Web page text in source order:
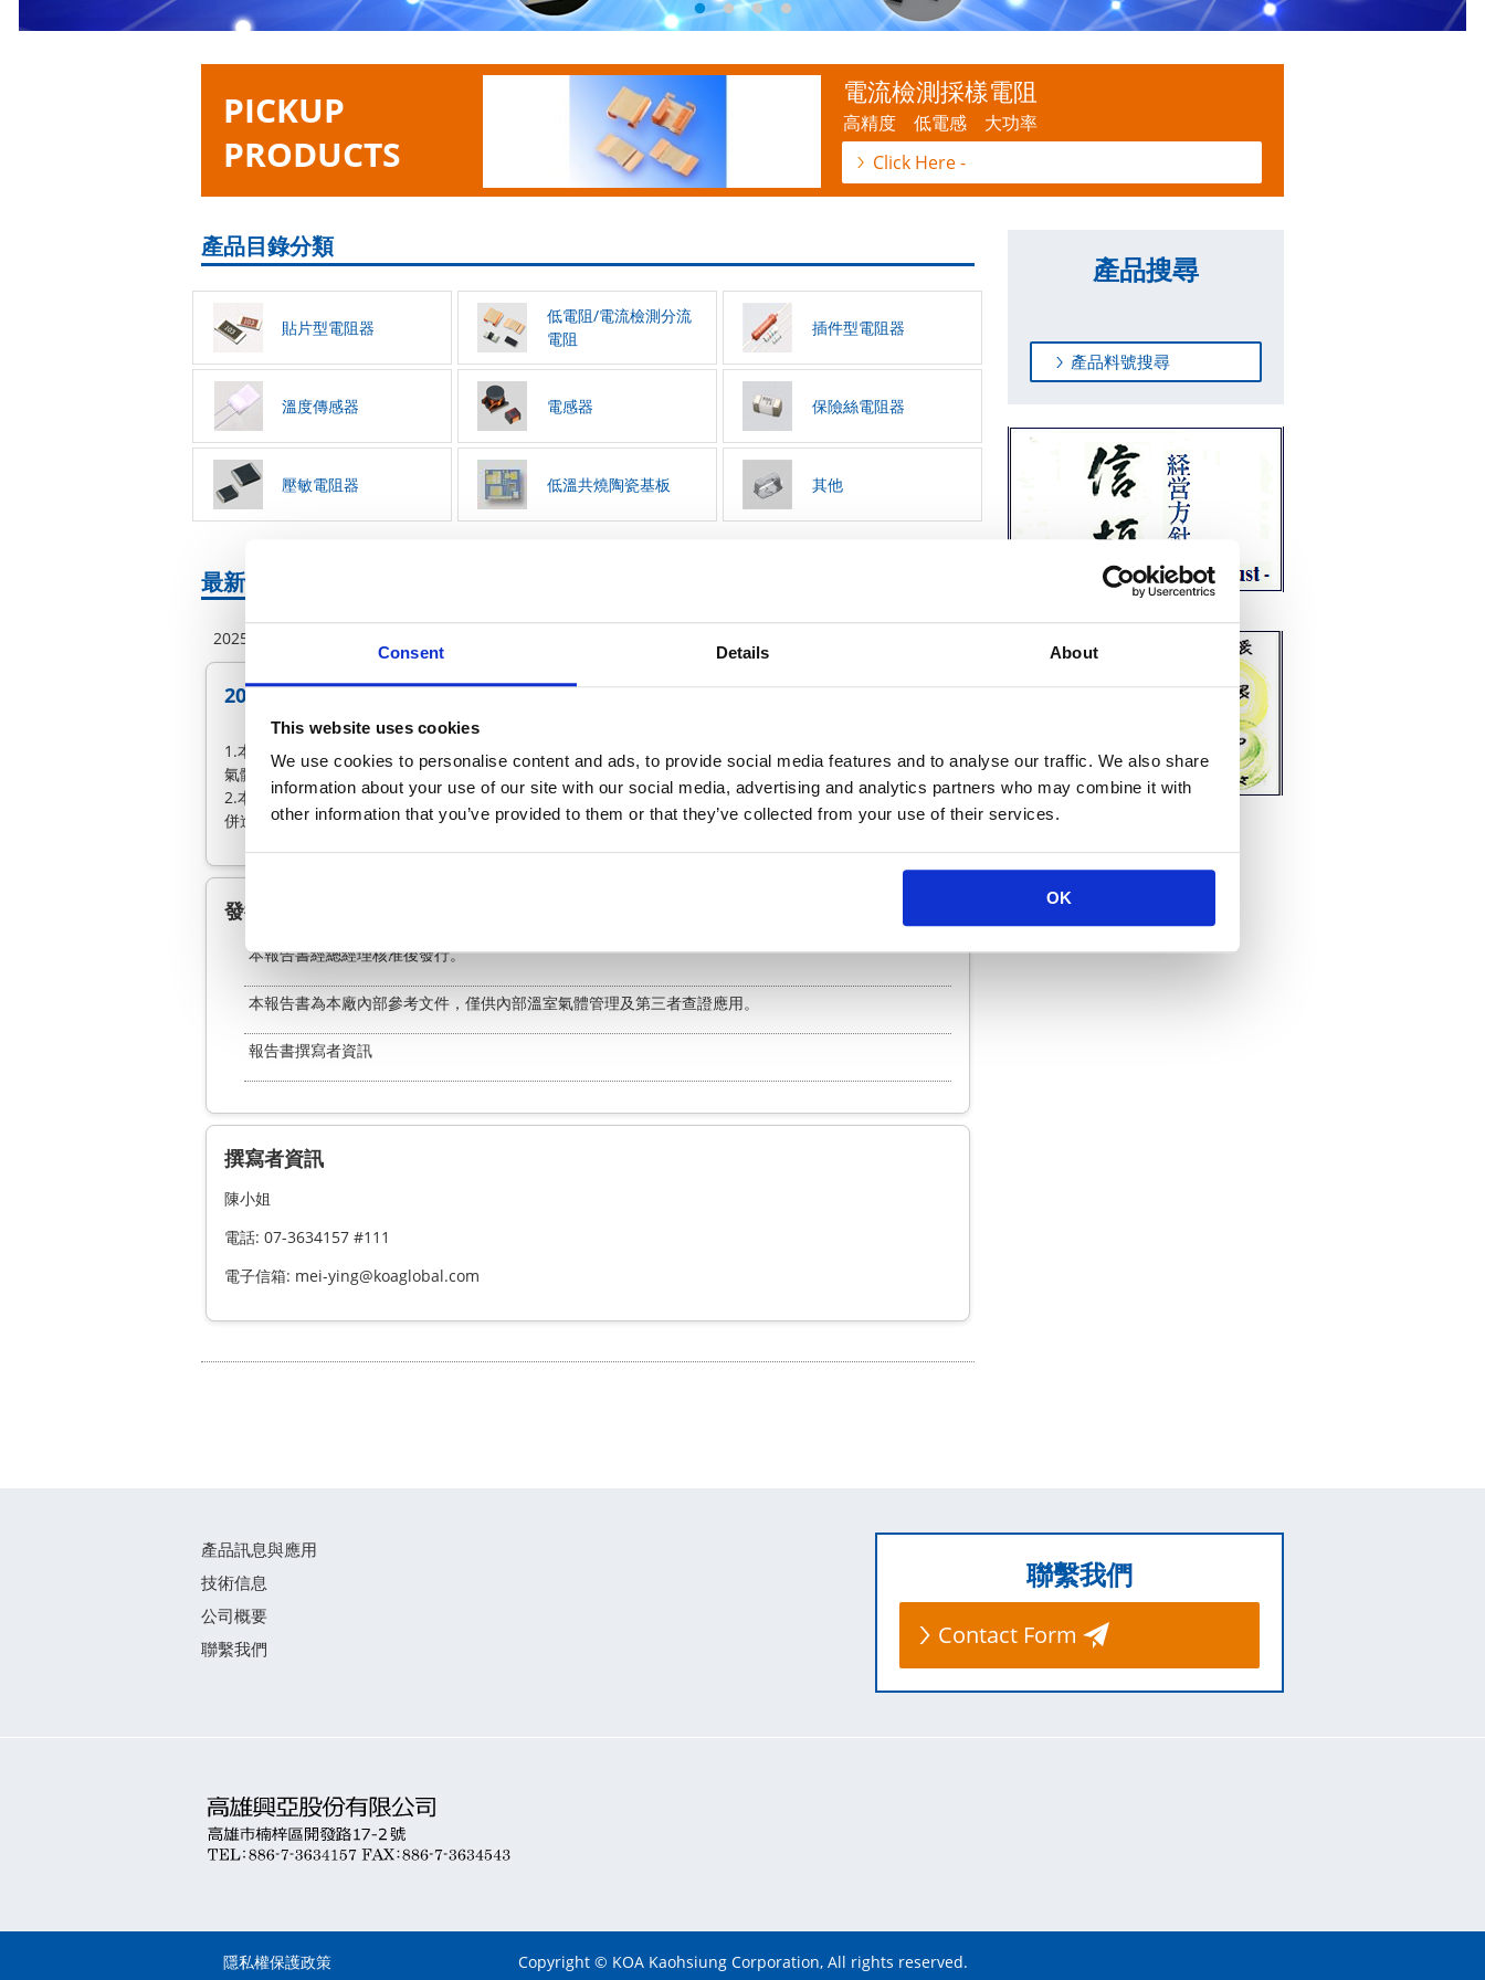
Consent Details About
This website uses cookies
We use cookies to personalise content and ads, to provide social media features and to analyse our traffic. We also share
information about your use of our site with our social media, advertising and analytics partners who may combine it with
other information that you’ve provided to them or that they’ve collected from your use of their services.
OK
PICKUP
PRODUCTS
電流檢測採樣電阻
高精度 低電感 大功率
Click Here -
產品目錄分類
貼片型電阻器
低電阻/電流檢測分流
電阻
插件型電阻器
溫度傳感器 電感器 保險絲電阻器
壓敏電阻器 低溫共燒陶瓷基板 其他
最新情報
2025.06.02
2024溫室氣體盤查報告
1.本報告書盤查內容係以民國 113 年 1 月 1 日~ 113 年 12 月 31 日於組織地理邊界範圍內產生之所有溫室
氣體為盤查範圍。
2.本報告書盤查範圍只限於本公司組織邊界營運範圍之溫室氣體排放量。未來若有變動時， 本報告書將一
併進行修正並重新發行。
發行與保管重點
本報告書經總經理核准後發行。
本報告書為本廠內部參考文件，僅供內部溫室氣體管理及第三者查證應用。
報告書撰寫者資訊
撰寫者資訊
陳小姐
電話: 07-3634157 #111
電子信箱: mei-ying@koaglobal.com
產品搜尋
產品料號搜尋
產品訊息與應用
技術信息
公司概要
聯繫我們
聯繫我們
Contact Form
隱私權保護政策 Copyright © KOA Kaohsiung Corporation, All rights reserved.